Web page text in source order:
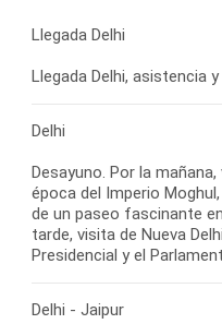
Llegada Delhi
Llegada Delhi, asistencia
Delhi
Desayuno. Por la
época del Imperio
de un paseo fascinante
tarde, visita de Nueva
Presidencial y el
Delhi - Jaipur